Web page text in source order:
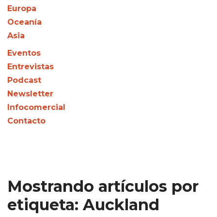
Europa
Oceanía
Asia
Eventos
Entrevistas
Podcast
Newsletter
Infocomercial
Contacto
Mostrando artículos por
etiqueta: Auckland